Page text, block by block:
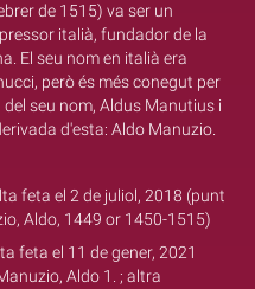
de 1515) va ser un
italià, fundador de la
El seu nom en italià era
però és més conegut per
seu nom, Aldus Manutius i
d'esta: Aldo Manuzio.
feta el 2 de juliol, 2018 (punt
Aldo, 1449 or 1450-1515)
feta el 11 de gener, 2021
Aldo 1. ; altra